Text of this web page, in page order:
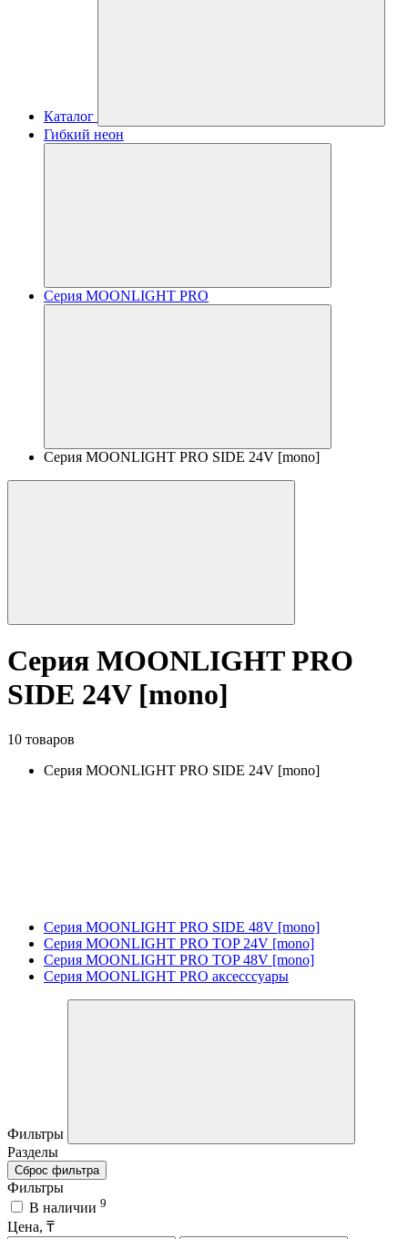
Каталог
Гибкий неон
Серия MOONLIGHT PRO
Серия MOONLIGHT PRO SIDE 24V [mono]
Серия MOONLIGHT PRO
SIDE 24V [mono]
10 товаров
Серия MOONLIGHT PRO SIDE 24V [mono]
Серия MOONLIGHT PRO SIDE 48V [mono]
Серия MOONLIGHT PRO TOP 24V [mono]
Серия MOONLIGHT PRO TOP 48V [mono]
Серия MOONLIGHT PRO аксесссуары
Фильтры
Разделы
Сброс фильтра
Фильтры
В наличии 9
Цена, ₸